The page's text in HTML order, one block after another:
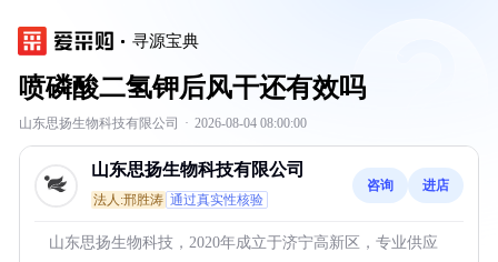
寻源宝典
喷磷酸二氢钾后风干还有效吗
山东思扬生物科技有限公司 · 2026-08-04 08:00:00
山东思扬生物科技有限公司
法人:邢胜涛 通过真实性核验
咨询 进店
山东思扬生物科技，2020年成立于济宁高新区，专业供应